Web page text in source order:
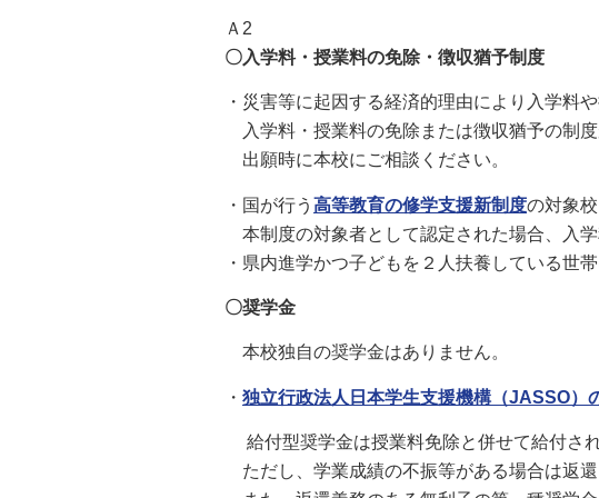
Ａ2
〇入学料・授業料の免除・徴収猶予制度
・災害等に起因する経済的理由により入学料
入学料・授業料の免除または徴収猶予の制度
出願時に本校にご相談ください。
・国が行う 高等教育の修学支援新制度の対象
本制度の対象者として認定された場合、入
・県内進学かつ子どもを２人扶養している世帯
〇奨学金
本校独自の奨学金はありません。
・ 独立行政法人日本学生支援機構（JASSO）
給付型奨学金は授業料免除と併せて給付さ
ただし、学業成績の不振等がある場合は返還